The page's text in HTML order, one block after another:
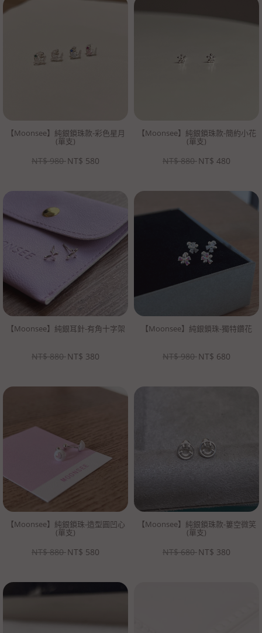
【Moonsee】純銀鎖珠款-彩色星月
(單支)
NT$ 980 NT$ 580
【Moonsee】純銀鎖珠款-簡約小花
(單支)
NT$ 880 NT$ 480
【Moonsee】純銀耳針-有角十字架
NT$ 880 NT$ 380
【Moonsee】純銀鎖珠-獨特鑽花
NT$ 980 NT$ 680
【Moonsee】純銀鎖珠-造型圓凹心
(單支)
NT$ 880 NT$ 580
【Moonsee】純銀鎖珠款-簍空微笑
(單支)
NT$ 680 NT$ 380